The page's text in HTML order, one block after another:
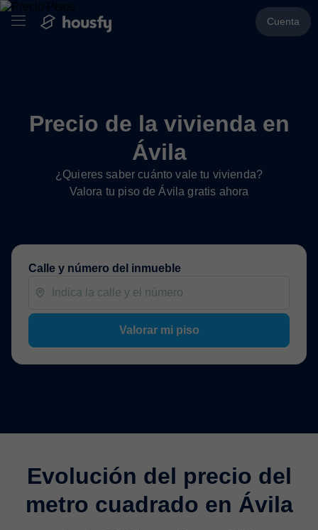
Cuenta
Precio de la vivienda en
Ávila
¿Quieres saber cuánto vale tu vivienda?
Valora tu piso de Ávila gratis ahora
Calle y número del inmueble
Valorar mi piso
Evolución del precio del
metro cuadrado en Ávila